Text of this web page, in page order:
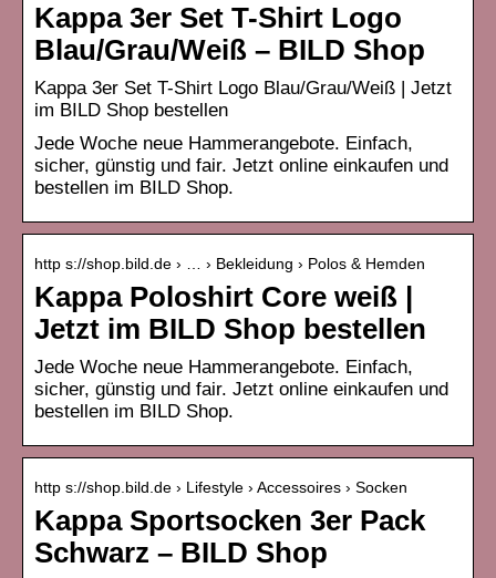
Kappa 3er Set T-Shirt Logo
Blau/Grau/Weiß – BILD Shop
Kappa 3er Set T-Shirt Logo Blau/Grau/Weiß | Jetzt
im BILD Shop bestellen
Jede Woche neue Hammerangebote. Einfach,
sicher, günstig und fair. Jetzt online einkaufen und
bestellen im BILD Shop.
http s://shop.bild.de › … › Bekleidung › Polos & Hemden
Kappa Poloshirt Core weiß |
Jetzt im BILD Shop bestellen
Jede Woche neue Hammerangebote. Einfach,
sicher, günstig und fair. Jetzt online einkaufen und
bestellen im BILD Shop.
http s://shop.bild.de › Lifestyle › Accessoires › Socken
Kappa Sportsocken 3er Pack
Schwarz – BILD Shop